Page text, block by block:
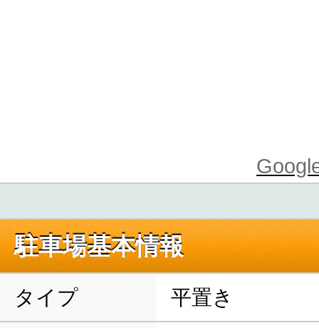
駐車場基本情報
タイプ 平置き